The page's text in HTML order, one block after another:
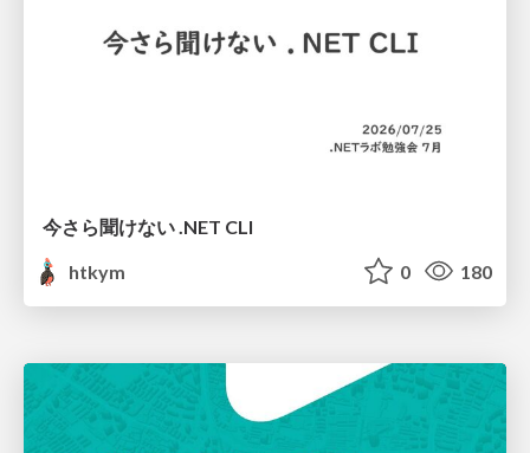
今さら聞けない .NET CLI
htkym
0 180